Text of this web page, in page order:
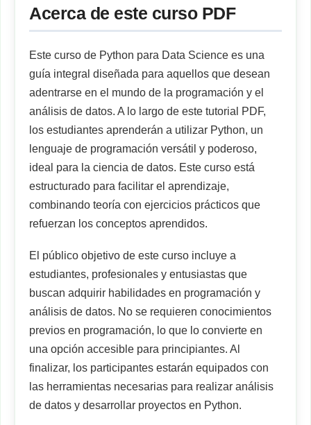
Acerca de este curso PDF
Este curso de Python para Data Science es una
guía integral diseñada para aquellos que desean
adentrarse en el mundo de la programación y el
análisis de datos. A lo largo de este tutorial PDF,
los estudiantes aprenderán a utilizar Python, un
lenguaje de programación versátil y poderoso,
ideal para la ciencia de datos. Este curso está
estructurado para facilitar el aprendizaje,
combinando teoría con ejercicios prácticos que
refuerzan los conceptos aprendidos.
El público objetivo de este curso incluye a
estudiantes, profesionales y entusiastas que
buscan adquirir habilidades en programación y
análisis de datos. No se requieren conocimientos
previos en programación, lo que lo convierte en
una opción accesible para principiantes. Al
finalizar, los participantes estarán equipados con
las herramientas necesarias para realizar análisis
de datos y desarrollar proyectos en Python.